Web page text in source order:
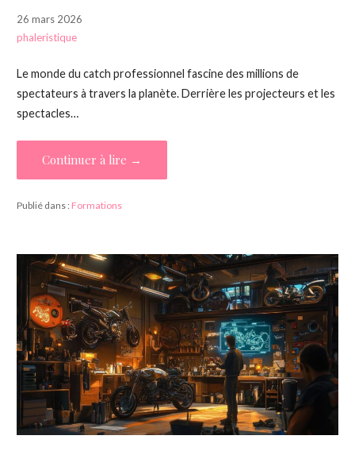
26 mars 2026
phaleristique
Le monde du catch professionnel fascine des millions de
spectateurs à travers la planète. Derrière les projecteurs et les
spectacles…
Continuer à lire →
Publié dans : Formations